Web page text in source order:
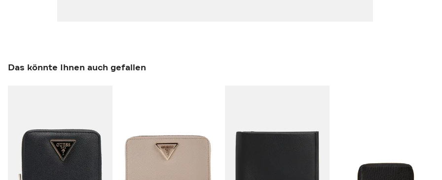
Das könnte Ihnen auch gefallen